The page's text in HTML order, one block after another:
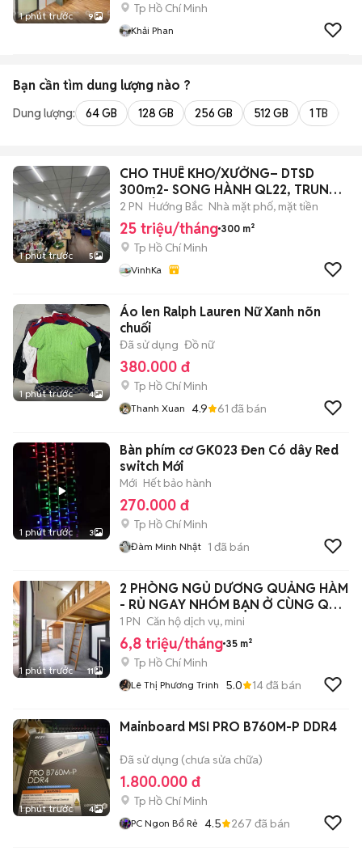
1 phút trước 9
Tp Hồ Chí Minh
Khải Phan
Bạn cần tìm dung lượng nào ?
Dung lượng: 64 GB 128 GB 256 GB 512 GB 1 TB
1 phút trước 5
CHO THUÊ KHO/XƯỞNG– DTSD
300m2- SONG HÀNH QL22, TRUNG
MỸ TÂY, Q12
2 PN Hướng Bắc Nhà mặt phố, mặt tiền
25 triệu/tháng 300 m²
Tp Hồ Chí Minh
VinhKa
1 phút trước 4
Áo len Ralph Lauren Nữ Xanh nõn
chuối
Đã sử dụng Đồ nữ
380.000 đ
Tp Hồ Chí Minh
Thanh Xuan 4.9 61 đã bán
1 phút trước 3
Bàn phím cơ GK023 Đen Có dây Red
switch Mới
Mới Hết bảo hành
270.000 đ
Tp Hồ Chí Minh
Đàm Minh Nhật 1 đã bán
1 phút trước 11
2 PHÒNG NGỦ DƯƠNG QUẢNG HÀM
- RỦ NGAY NHÓM BẠN Ở CÙNG QUÁ
HỜI 😘🔥🔥
1 PN Căn hộ dịch vụ, mini
6,8 triệu/tháng 35 m²
Tp Hồ Chí Minh
Lê Thị Phương Trinh 5.0 14đã bán
1 phút trước 4
Mainboard MSI PRO B760M-P DDR4
Đã sử dụng (chưa sửa chữa)
1.800.000 đ
Tp Hồ Chí Minh
PC Ngon Bổ Rẻ 4.5 267 đã bán